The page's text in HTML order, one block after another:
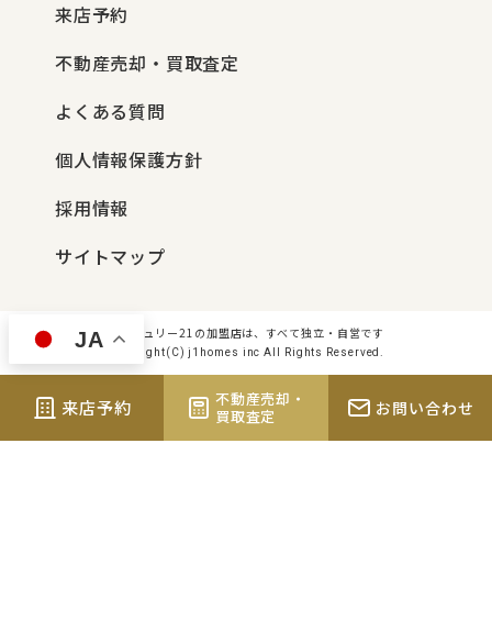
来店予約
不動産売却・買取査定
よくある質問
個人情報保護方針
採用情報
サイトマップ
センチュリー21の加盟店は、すべて独立・自営です
Copyright(C) j1homes inc All Rights Reserved.
来店予約
不動産売却・
買取査定
お問い合わせ
JA